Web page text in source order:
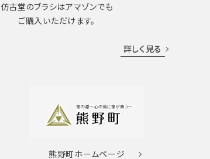
仿古堂のブラシはアマゾンでも
ご購入いただけます。
詳しく見る
熊野町ホームページ